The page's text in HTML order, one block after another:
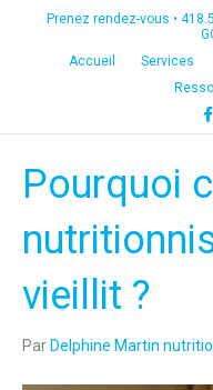
Prenez rendez-vous •
Accueil
Services
c
o
o
Pourquoi
vieillit ?
Par Delphine Martin